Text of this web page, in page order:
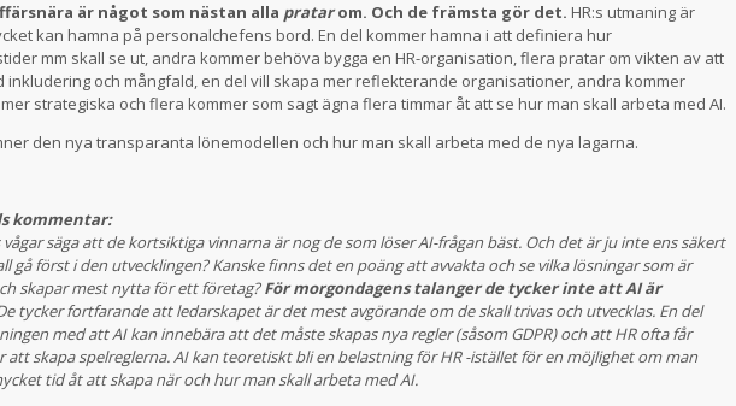
är något som nästan alla pratarom. Och de främsta gör det. HR:s utmaning är
kan hamna på personalchefens bord. En del kommer hamna i att definiera hur
mm skall se ut, andra kommer behöva bygga en HR-organisation, flera pratar om vikten av att
inkludering och mångfald, en del vill skapa mer reflekterande organisationer, andra kommer
strategiska och flera kommer som sagt ägna flera timmar åt att se hur man skall arbeta med AI.
den nya transparanta lönemodellen och hur man skall arbeta med de nya lagarna.
kommentar:
säga att de kortsiktiga vinnarna är nog de som löser AI-frågan bäst. Och det är ju inte ens säkert
gå först i den utvecklingen? Kanske finns det en poäng att avvakta och se vilka lösningar som är
skapar mest nytta för ett företag?För morgondagens talanger de tycker inte att AI är
tycker fortfarande att ledarskapet är det mest avgörande om de skall trivas och utvecklas. En del
med att AI kan innebära att det måste skapas nya regler (såsom GDPR) och att HR ofta får
att skapa spelreglerna. AI kan teoretiskt bli en belastning för HR -istället för en möjlighet om man
tid åt att skapa när och hur man skall arbeta med AI.